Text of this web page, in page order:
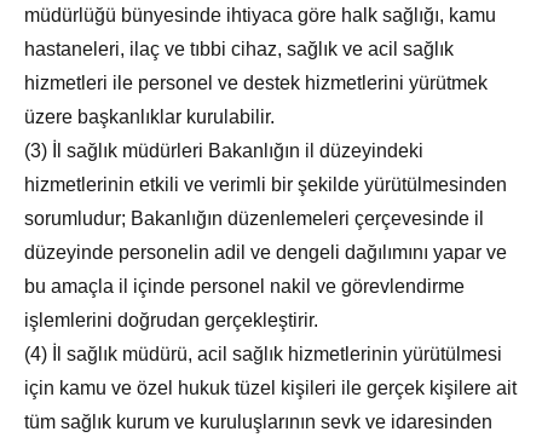
müdürlüğü bünyesinde ihtiyaca göre halk sağlığı, kamu
hastaneleri, ilaç ve tıbbi cihaz, sağlık ve acil sağlık
hizmetleri ile personel ve destek hizmetlerini yürütmek
üzere başkanlıklar kurulabilir.
(3) İl sağlık müdürleri Bakanlığın il düzeyindeki
hizmetlerinin etkili ve verimli bir şekilde yürütülmesinden
sorumludur; Bakanlığın düzenlemeleri çerçevesinde il
düzeyinde personelin adil ve dengeli dağılımını yapar ve
bu amaçla il içinde personel nakil ve görevlendirme
işlemlerini doğrudan gerçekleştirir.
(4) İl sağlık müdürü, acil sağlık hizmetlerinin yürütülmesi
için kamu ve özel hukuk tüzel kişileri ile gerçek kişilere ait
tüm sağlık kurum ve kuruluşlarının sevk ve idaresinden